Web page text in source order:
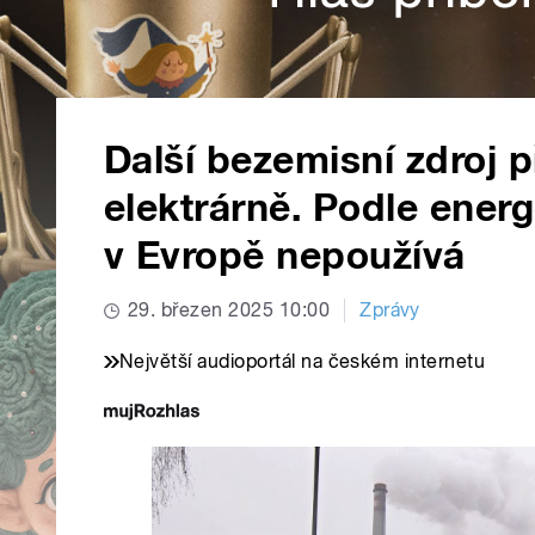
Další bezemisní zdroj
elektrárně. Podle
v Evropě nepoužívá
29. březen 2025 10:00 Zprávy
Největší audioportál na českém internetu